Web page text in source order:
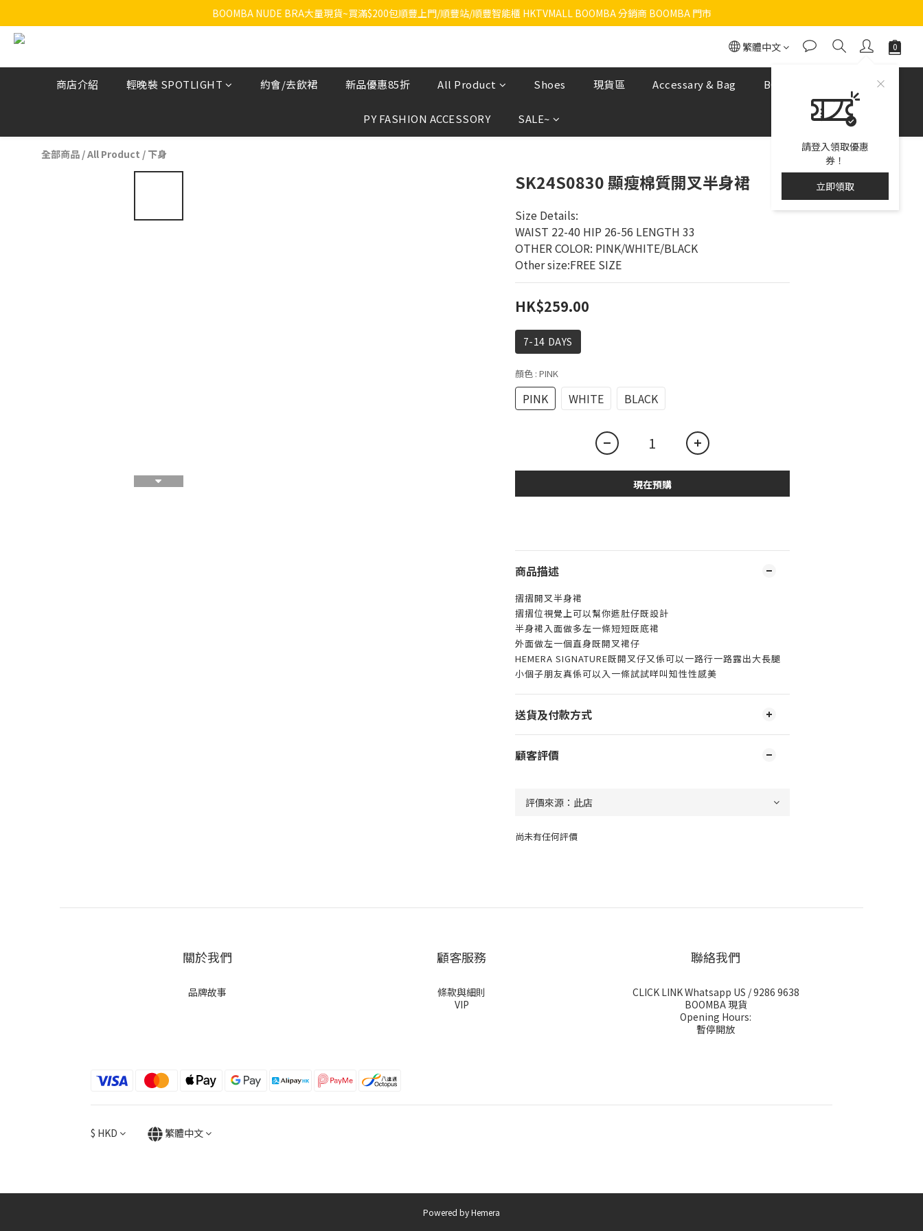
BOOMBA NUDE BRA大量現貨~買滿$200包順豐上門/順豐站/順豐智能櫃 HKTVMALL BOOMBA 分銷商 BOOMBA 門市
繁體中文
請登入領取優惠
券！
立即領取
商店介紹 輕晚裝 SPOTLIGHT 約會/去飲裙 新品優惠85折 All Product Shoes 現貨區 Accessary & Bag BOOMBA NUDE BRA
PY FASHION ACCESSORY SALE~
全部商品 /All Product / 下身
SK24S0830 顯瘦棉質開叉半身裙
Size Details:
WAIST 22-40 HIP 26-56 LENGTH 33
OTHER COLOR: PINK/WHITE/BLACK
Other size:FREE SIZE
HK$259.00
7-14 DAYS
顏色 : PINK
PINK WHITE BLACK
現在預購
商品描述
摺摺開叉半身裙
摺摺位視覺上可以幫你遮肚仔既設計
半身裙入面做多左一條短短既底裙
外面做左一個直身既開叉裙仔
HEMERA SIGNATURE既開叉仔又係可以一路行一路露出大長腿
小個子朋友真係可以入一條試試咩叫知性性感美
送貨及付款方式
顧客評價
尚未有任何評價
關於我們
品牌故事
顧客服務
條款與細則
VIP
聯絡我們
CLICK LINK Whatsapp US / 9286 9638
BOOMBA 現貨
Opening Hours:
暫停開放
$ HKD 繁體中文
Powered by Hemera